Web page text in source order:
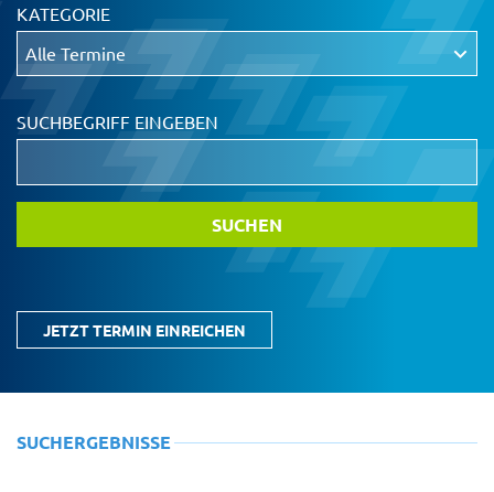
KATEGORIE
SUCHBEGRIFF EINGEBEN
JETZT TERMIN EINREICHEN
SUCHERGEBNISSE